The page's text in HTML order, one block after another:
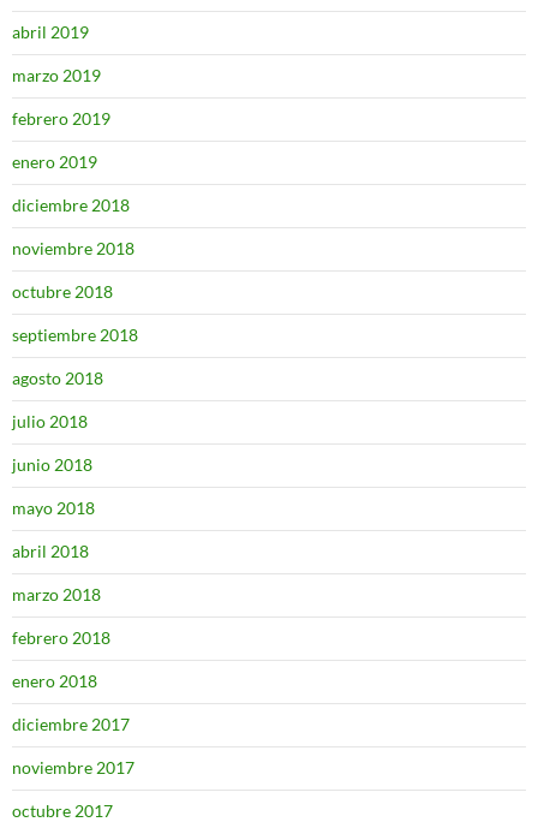
abril 2019
marzo 2019
febrero 2019
enero 2019
diciembre 2018
noviembre 2018
octubre 2018
septiembre 2018
agosto 2018
julio 2018
junio 2018
mayo 2018
abril 2018
marzo 2018
febrero 2018
enero 2018
diciembre 2017
noviembre 2017
octubre 2017